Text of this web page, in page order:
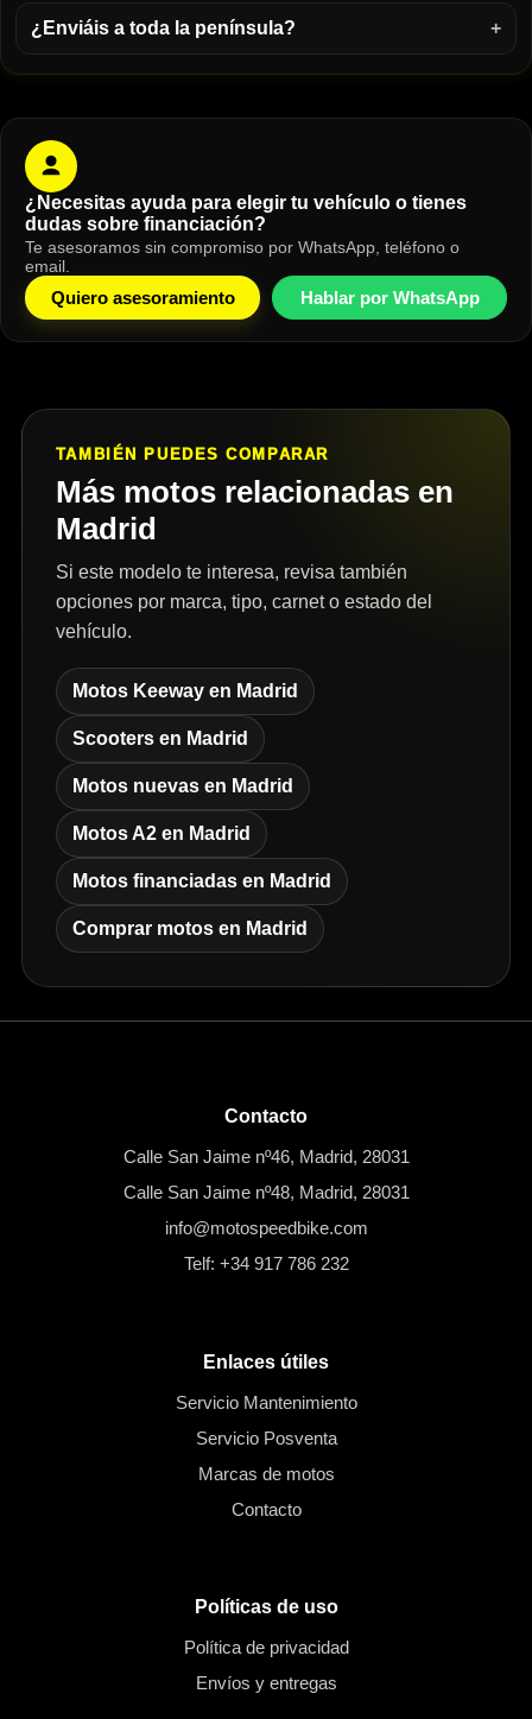
¿Enviáis a toda la península?
¿Necesitas ayuda para elegir tu vehículo o tienes
dudas sobre financiación?
Te asesoramos sin compromiso por WhatsApp, teléfono o
email.
Quiero asesoramiento Hablar por WhatsApp
TAMBIÉN PUEDES COMPARAR
Más motos relacionadas en
Madrid
Si este modelo te interesa, revisa también
opciones por marca, tipo, carnet o estado del
vehículo.
Motos Keeway en Madrid
Scooters en Madrid
Motos nuevas en Madrid
Motos A2 en Madrid
Motos financiadas en Madrid
Comprar motos en Madrid
Contacto
Calle San Jaime nº46, Madrid, 28031
Calle San Jaime nº48, Madrid, 28031
info@motospeedbike.com
Telf: +34 917 786 232
Enlaces útiles
Servicio Mantenimiento
Servicio Posventa
Marcas de motos
Contacto
Políticas de uso
Política de privacidad
Envíos y entregas